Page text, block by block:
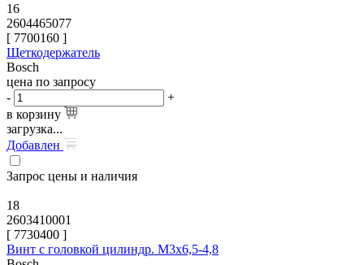
16
2604465077
[ 7700160 ]
Щеткодержатель
Bosch
цена по запросу
-
+
в корзину
загрузка...
Добавлен
Запрос цены и наличия
18
2603410001
[ 7730400 ]
Винт с головкой цилиндр. M3x6,5-4,8